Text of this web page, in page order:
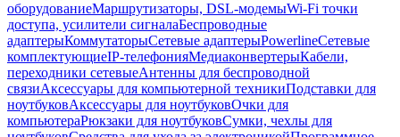
оборудованиеМаршрутизаторы, DSL-модемыWi-Fi точки
доступа, усилители сигналаБеспроводные
адаптерыКоммутаторыСетевые адаптерыPowerlineСетевые
комплектующиеIP-телефонияМедиаконвертерыКабели,
переходники сетевыеАнтенны для беспроводной
связиАксессуары для компьютерной техникиПодставки для
ноутбуковАксессуары для ноутбуковОчки для
компьютераРюкзаки для ноутбуковСумки, чехлы для